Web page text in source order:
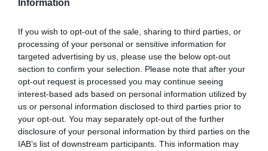
Information
If you wish to opt-out of the sale, sharing to third parties, or
processing of your personal or sensitive information for
targeted advertising by us, please use the below opt-out
section to confirm your selection. Please note that after your
opt-out request is processed you may continue seeing
interest-based ads based on personal information utilized by
us or personal information disclosed to third parties prior to
your opt-out. You may separately opt-out of the further
disclosure of your personal information by third parties on the
IAB’s list of downstream participants. This information may
kontrol zaručuje najvyššiu kvalitu týchto kolies.
0.0